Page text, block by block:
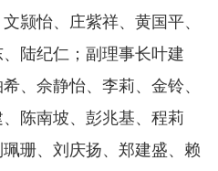
颕怡、庄紫祥、黄国平、
陆纪仁；副理事长叶建
、佘静怡、李莉、金铃、
陈南坡、彭兆基、程莉
珊、刘庆扬、郑建盛、赖